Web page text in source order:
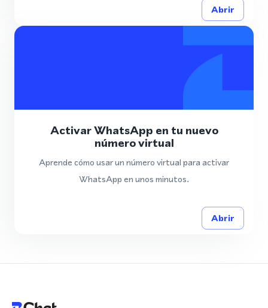
Abrir
Activar WhatsApp en tu nuevo
número virtual
Aprende cómo usar un número virtual para activar
WhatsApp en unos minutos.
Abrir